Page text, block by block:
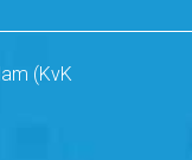
(KvK